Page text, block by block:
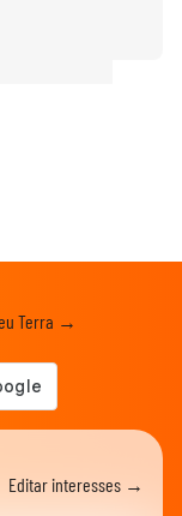
Terra →
Editar interesses →